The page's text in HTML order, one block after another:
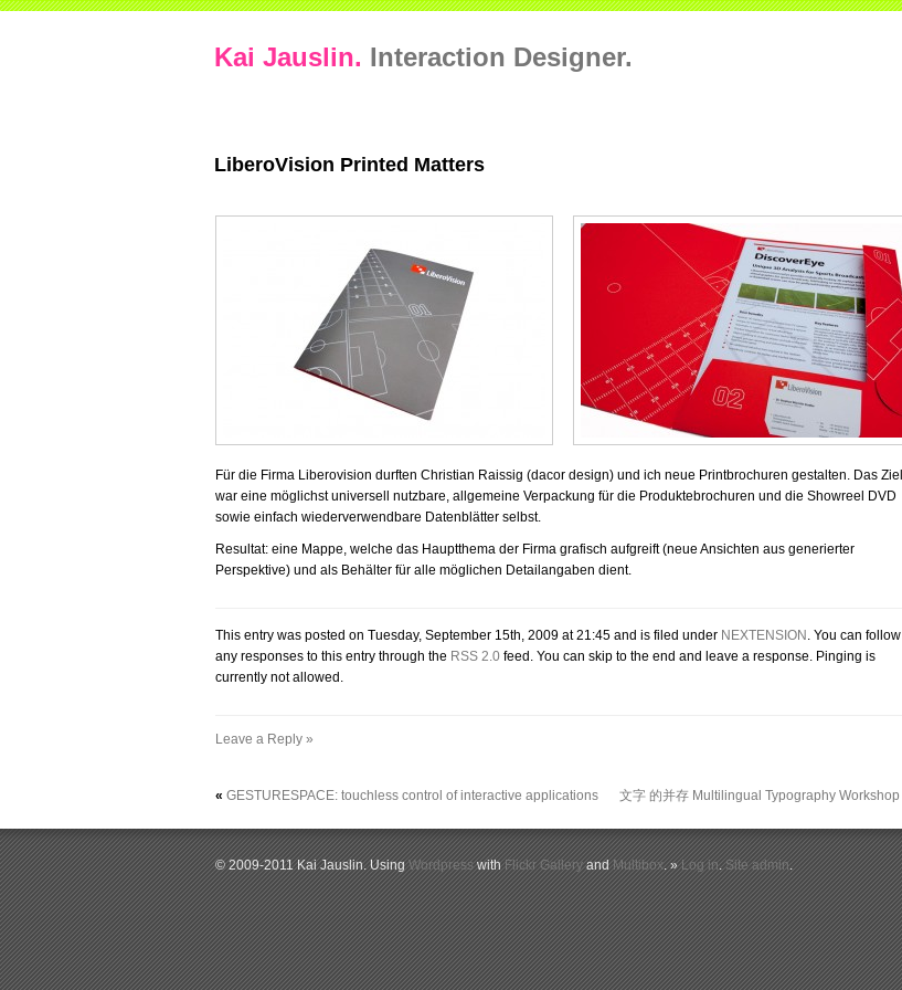
Kai Jauslin. Interaction Designer.
LiberoVision Printed Matters
Für die Firma Liberovision durften Christian Raissig (dacor design) und ich neue Printbrochuren gestalten. Das Ziel
war eine möglichst universell nutzbare, allgemeine Verpackung für die Produktebrochuren und die Showreel DVD
sowie einfach wiederverwendbare Datenblätter selbst.
Resultat: eine Mappe, welche das Hauptthema der Firma grafisch aufgreift (neue Ansichten aus generierter
Perspektive) und als Behälter für alle möglichen Detailangaben dient.
This entry was posted on Tuesday, September 15th, 2009 at 21:45 and is filed under NEXTENSION . You can follow
any responses to this entry through the RSS 2.0 feed. You can skip to the end and leave a response. Pinging is
currently not allowed.
Leave a Reply »
« GESTURESPACE: touchless control of interactive applications 文字 的并存 Multilingual Typography Workshop
© 2009-2011 Kai Jauslin. UsingWordpresswithFlickr GalleryandMultibox. »Log in.Site admin.